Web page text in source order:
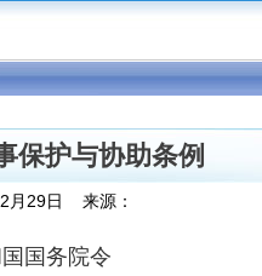
保护与协助条例
月29日 来源：
国务院令